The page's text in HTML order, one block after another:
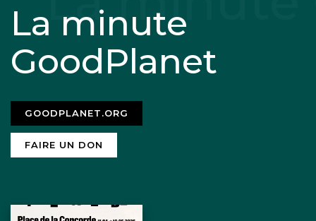
La minute
GoodPlanet
GOODPLANET.ORG
FAIRE UN DON